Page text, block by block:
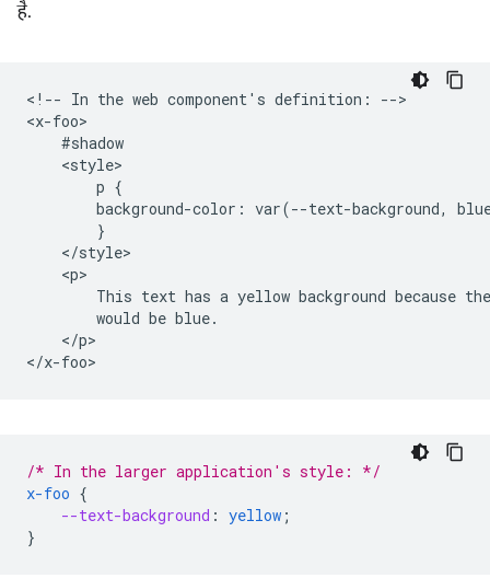
है.
<!-- In the web component's definition: -->
<x-foo>
    #shadow
    <style>
        p {
background-color: var(--text-background,
        }
    </style>
    <p>
This text has a yellow background because
        would be blue.
    </p>
/* In the larger application's style: */
x-foo {
--text-background : yellow ;
}